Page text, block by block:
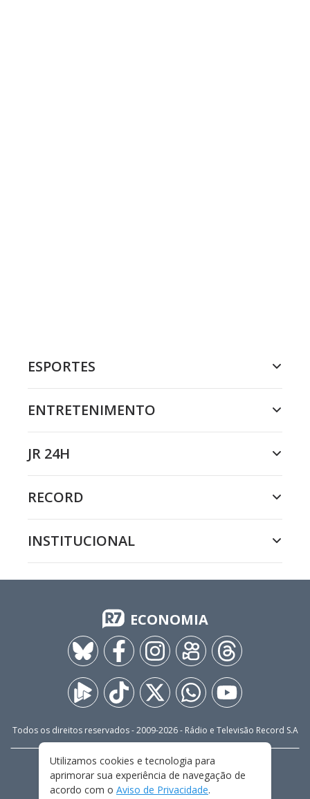
ESPORTES
ENTRETENIMENTO
JR 24H
RECORD
INSTITUCIONAL
ECONOMIA
Todos os direitos reservados - 2009-2026- Rádio e Televisão Record S.A
FALE CONOSCO
PRIVACIDADE
TERMOS E CONDIÇÕES DE USO
Utilizamos cookies e tecnologia para
aprimorar sua experiência de navegação de
acordo com o Aviso de Privacidade.